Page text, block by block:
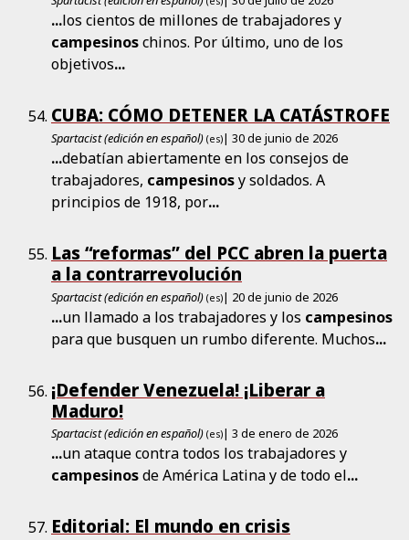
...los cientos de millones de trabajadores y
campesinoschinos. Por último, uno de los
objetivos...
CUBA: CÓMO DETENER LA CATÁSTROFE
Spartacist (edición en español) (es)| 30 de junio de 2026
...debatían abiertamente en los consejos de
trabajadores, campesinosy soldados. A
principios de 1918, por...
Las “reformas” del PCC abren la puerta
a la contrarrevolución
Spartacist (edición en español) (es)| 20 de junio de 2026
...un llamado a los trabajadores y los campesinos
para que busquen un rumbo diferente. Muchos...
¡Defender Venezuela! ¡Liberar a
Maduro!
Spartacist (edición en español) (es)| 3 de enero de 2026
...un ataque contra todos los trabajadores y
campesinosde América Latina y de todo el...
Editorial: El mundo en crisis